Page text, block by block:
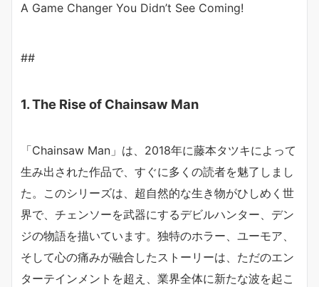
A Game Changer You Didn’t See Coming!
##
1. The Rise of Chainsaw Man
「Chainsaw Man」は、2018年に藤本タツキによって
生み出された作品で、すぐに多くの読者を魅了しまし
た。このシリーズは、超自然的な生き物がひしめく世
界で、チェンソーを武器にするデビルハンター、デン
ジの物語を描いています。独特のホラー、ユーモア、
そして心の痛みが融合したストーリーは、ただのエン
ターテインメントを超え、業界全体に新たな波を起こ